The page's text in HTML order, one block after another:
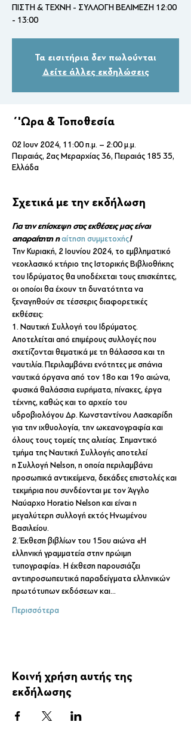
ΠΙΣΤΗ & ΤΕΧΝΗ - ΣΥΛΛΟΓΗ ΒΕΛΙΜΕΖΗ 12:00
- 13:00
Τα εισιτήρια δεν πωλούνται
Δείτε άλλες εκδηλώσεις
΄'Ωρα & Τοποθεσία
02 Ιουν 2024, 11:00 π.μ. – 2:00 μ.μ.
Πειραιάς, 2ας Μεραρχίας 36, Πειραιάς 185 35,
Ελλάδα
Σχετικά με την εκδήλωση
Για την επίσκεψη στις εκθέσεις μας είναι
απαραίτητη η αίτηση συμμετοχής!
Την Κυριακή, 2 Ιουνίου 2024, το εμβληματικό
νεοκλασικό κτήριο της Ιστορικής Βιβλιοθήκης
του Ιδρύματος θα υποδέχεται τους επισκέπτες,
οι οποίοι θα έχουν τη δυνατότητα να
ξεναγηθούν σε τέσσερις διαφορετικές
εκθέσεις:
1. Ναυτική Συλλογή του Ιδρύματος.
Αποτελείται από επιμέρους συλλογές που
σχετίζονται θεματικά με τη θάλασσα και τη
ναυτιλία. Περιλαμβάνει ενότητες με σπάνια
ναυτικά όργανα από τον 18ο και 19ο αιώνα,
φυσικά θαλάσσια ευρήματα, πίνακες, έργα
τέχνης, καθώς και το αρχείο του
υδροβιολόγου Δρ. Κωνσταντίνου Λασκαρίδη
για την ιχθυολογία, την ωκεανογραφία και
όλους τους τομείς της αλιείας. Σημαντικό
τμήμα της Ναυτική Συλλογής αποτελεί
η Συλλογή Nelson, η οποία περιλαμβάνει
προσωπικά αντικείμενα, δεκάδες επιστολές και
τεκμήρια που συνδέονται με τον Άγγλο
Ναύαρχο Horatio Nelson και είναι η
μεγαλύτερη συλλογή εκτός Ηνωμένου
Βασιλείου.
2. Έκθεση βιβλίων του 15ου αιώνα «Η
ελληνική γραμματεία στην πρώιμη
τυπογραφία». Η έκθεση παρουσιάζει
αντιπροσωπευτικά παραδείγματα ελληνικών
πρωτότυπων εκδόσεων και…
Περισσότερα
Κοινή χρήση αυτής της
εκδήλωσης